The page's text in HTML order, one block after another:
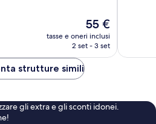
Il
prezzo
attuale
55 €
tasse e oneri inclusi
2 set - 3 set
strutture simili
gli extra e gli sconti idonei.